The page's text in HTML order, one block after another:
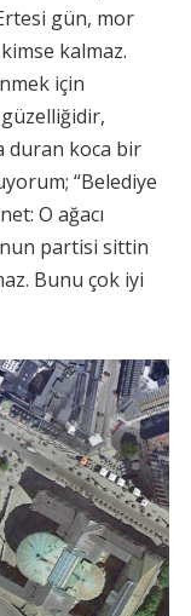
gün, mor
kalmaz.
için
duran koca bir
“Belediye
O ağacı
partisi sittin
Bunu çok iyi